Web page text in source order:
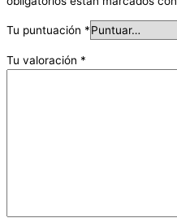
Tu puntuación *
Tu valoración *